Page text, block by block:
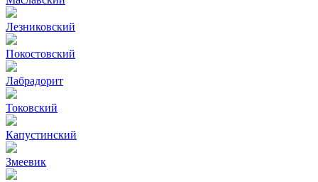
Лезниковский
Покостовский
Лабрадорит
Токовский
Капустинский
Змеевик